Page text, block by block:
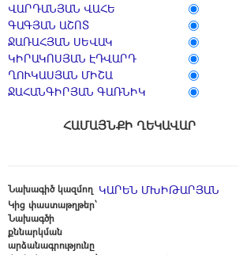
ՎԱՐԴԱՆՅԱՆ ՎԱՀԵ
ԳԱԳՅԱՆ ԱՇՈՏ
ՋԱՌԱՀՅԱՆ ՍԵՎԱԿ
ԿԻՐԱԿՈՍՅԱՆ ԷԴՎԱՐԴ
ՂՈՒԿԱՍՅԱՆ ՄԻՇԱ
ՋԱՀԱՆԳԻՐՅԱՆ ԳԱՌՆԻԿ
ՀԱՄԱՅՆՔԻ
Նախագիծ կազմող ԿԱՐԵՆ ՄԽԻԹԱՐՅԱՆ
Կից փաստաթղթեր՝
Նախագծի
քննարկման
արձանագրությունը